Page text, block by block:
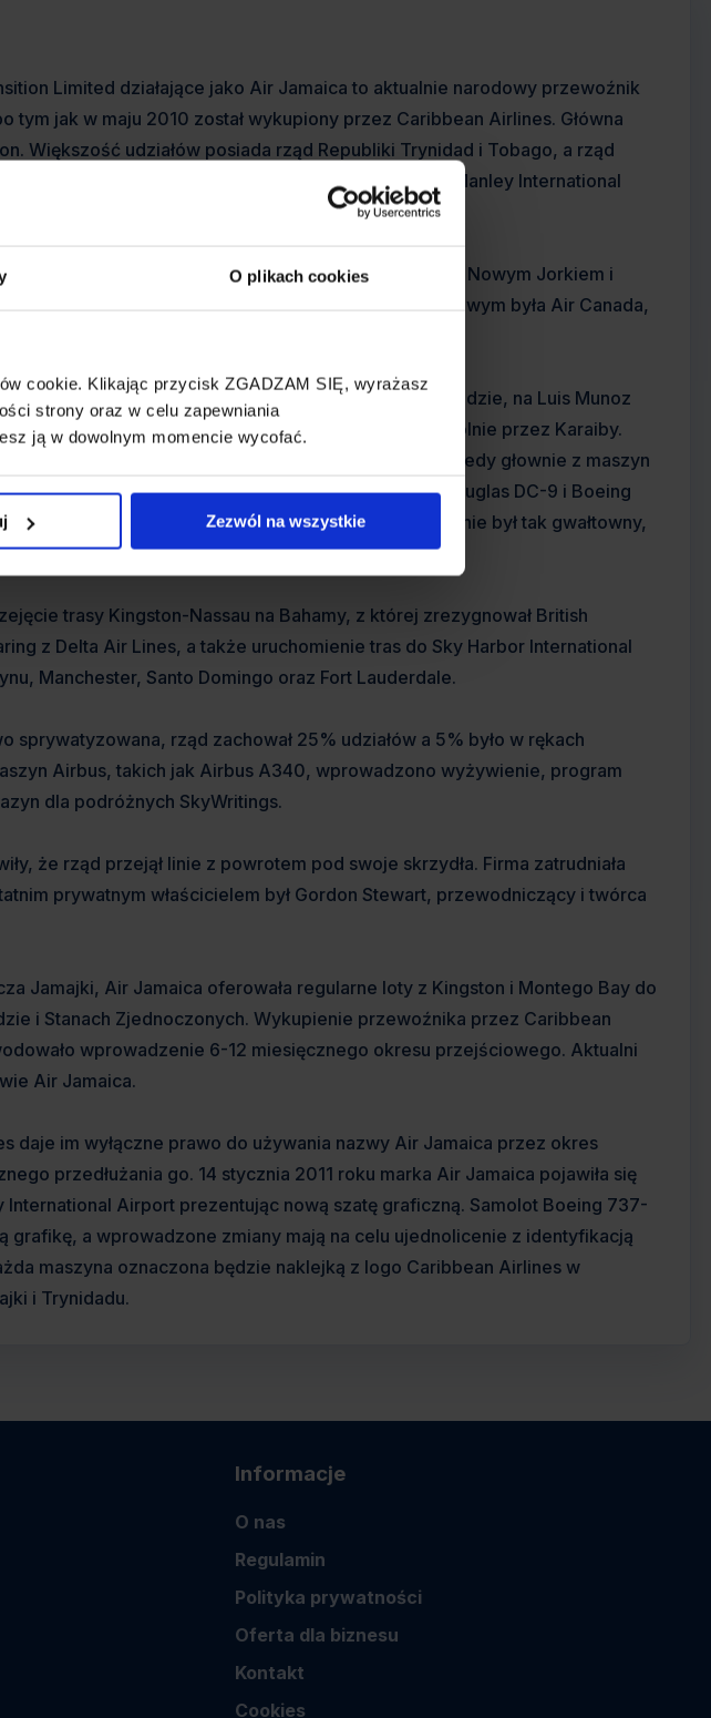
O plikach cookies
cookie. Klikając przycisk ZGADZAM SIĘ, wyrażasz
strony oraz w celu zapewniania
ją w dowolnym momencie wycofać.
Zezwól na wszystkie
Limited działające jako Air Jamaica to aktualnie narodowy przewoźnik
tym jak w maju 2010 został wykupiony przez Caribbean Airlines. Główna
Większość udziałów posiada rząd Republiki Trynidad i Tobago, a rząd
Głownym węzłem lotniczym jest Norman Manley International
roku a pierwsze trasy łączyły Kingston i Montego Bay z Nowym Jorkiem i
posiadał główną część linii a partnerem mniejszościowym była Air Canada,
rozwinęły. Dodano loty do Toronto i Montrealu w Kanadzie, na Luis Munoz
do Filadelfii oraz wielu innych destynacji, szczególnie przez Karaiby.
wprowadzono w 1974 roku. Air Jamaica korzystała wtedy głownie z maszyn
dekad flotę rozbudowano o samoloty McDonnell Douglas DC-9 i Boeing
posiadane przez Air Canada. W latach 80-tych rozwój nie był tak gwałtowny,
Baltimore i Atlanty.
trasy Kingston-Nassau na Bahamy, z której zrezygnował British
z Delta Air Lines, a także uruchomienie tras do Sky Harbor International
Manchester, Santo Domingo oraz Fort Lauderdale.
sprywatyzowana, rząd zachował 25% udziałów a 5% było w rękach
Airbus, takich jak Airbus A340, wprowadzono wyżywienie, program
dla podróżnych SkyWritings.
że rząd przejął linie z powrotem pod swoje skrzydła. Firma zatrudniała
prywatnym właścicielem był Gordon Stewart, przewodniczący i twórca
Jamajki, Air Jamaica oferowała regularne loty z Kingston i Montego Bay do
i Stanach Zjednoczonych. Wykupienie przewoźnika przez Caribbean
wprowadzenie 6-12 miesięcznego okresu przejściowego. Aktualni
Air Jamaica.
daje im wyłączne prawo do używania nazwy Air Jamaica przez okres
przedłużania go. 14 stycznia 2011 roku marka Air Jamaica pojawiła się
Airport prezentując nową szatę graficzną. Samolot Boeing 737-
grafikę, a wprowadzone zmiany mają na celu ujednolicenie z identyfikacją
maszyna oznaczona będzie naklejką z logo Caribbean Airlines w
i Trynidadu.
Informacje
O nas
Regulamin
Polityka prywatności
Oferta dla biznesu
Kontakt
Cookies